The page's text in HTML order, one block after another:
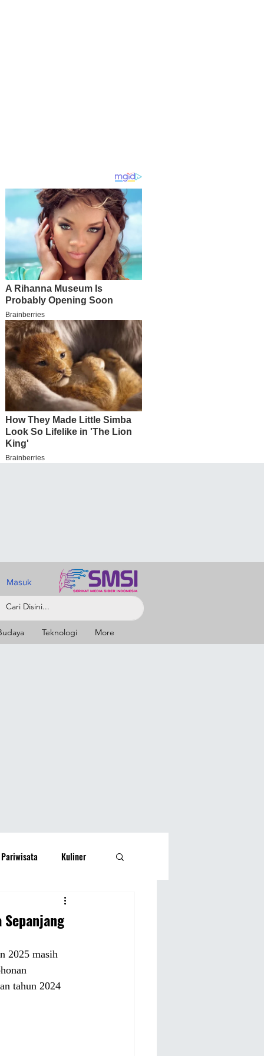
Masuk
Teknologi More
Pariwisata Kuliner
Lifestyle
Rakyat Olahraga
2025 masih
tahun 2024